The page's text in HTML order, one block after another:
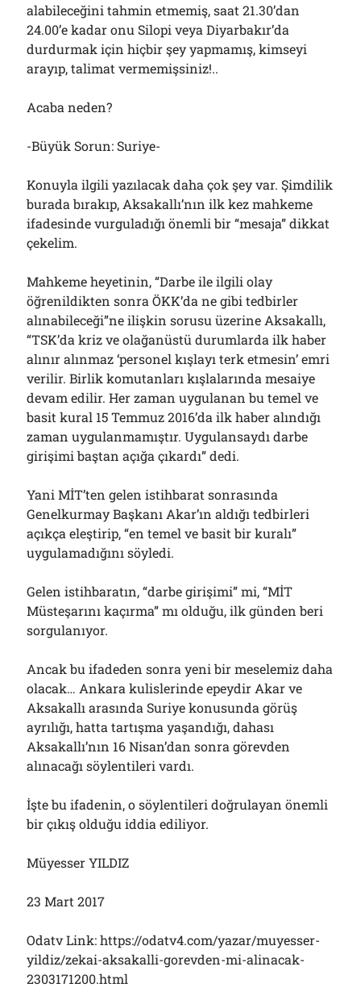
alabileceğini tahmin etmemiş, saat 21.30’dan
24.00’e kadar onu Silopi veya Diyarbakır’da
durdurmak için hiçbir şey yapmamış, kimseyi
arayıp, talimat vermemişsiniz!..
Acaba neden?
-Büyük Sorun: Suriye-
Konuyla ilgili yazılacak daha çok şey var. Şimdilik
burada bırakıp, Aksakallı’nın ilk kez mahkeme
ifadesinde vurguladığı önemli bir “mesaja” dikkat
çekelim.
Mahkeme heyetinin, “Darbe ile ilgili olay
öğrenildikten sonra ÖKK’da ne gibi tedbirler
alınabileceği”ne ilişkin sorusu üzerine Aksakallı,
“TSK’da kriz ve olağanüstü durumlarda ilk haber
alınır alınmaz ‘personel kışlayı terk etmesin’ emri
verilir. Birlik komutanları kışlalarında mesaiye
devam edilir. Her zaman uygulanan bu temel ve
basit kural 15 Temmuz 2016’da ilk haber alındığı
zaman uygulanmamıştır. Uygulansaydı darbe
girişimi baştan açığa çıkardı” dedi.
Yani MİT’ten gelen istihbarat sonrasında
Genelkurmay Başkanı Akar’ın aldığı tedbirleri
açıkça eleştirip, “en temel ve basit bir kuralı”
uygulamadığını söyledi.
Gelen istihbaratın, “darbe girişimi” mi, “MİT
Müsteşarını kaçırma” mı olduğu, ilk günden beri
sorgulanıyor.
Ancak bu ifadeden sonra yeni bir meselemiz daha
olacak… Ankara kulislerinde epeydir Akar ve
Aksakallı arasında Suriye konusunda görüş
ayrılığı, hatta tartışma yaşandığı, dahası
Aksakallı’nın 16 Nisan’dan sonra görevden
alınacağı söylentileri vardı.
İşte bu ifadenin, o söylentileri doğrulayan önemli
bir çıkış olduğu iddia ediliyor.
Müyesser YILDIZ
23 Mart 2017
Odatv Link: https://odatv4.com/yazar/muyesser-
yildiz/zekai-aksakalli-gorevden-mi-alinacak-
2303171200.html